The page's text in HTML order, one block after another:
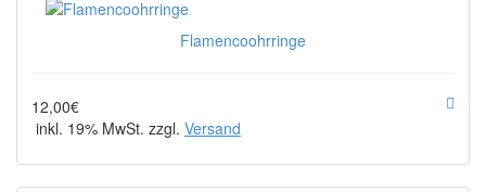
Flamencoohrringe
12,00€
inkl. 19% MwSt. zzgl. Versand